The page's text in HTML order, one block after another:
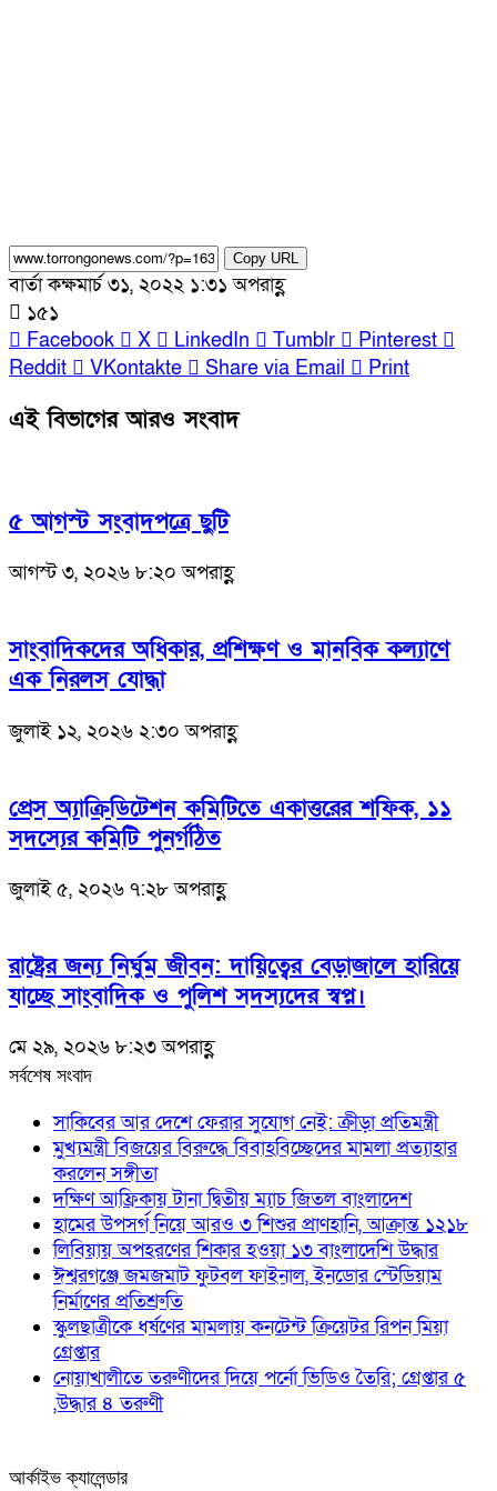
Copy URL
বার্তা কক্ষমার্চ ৩১, ২০২২ ১:৩১ অপরাহ্ণ
১৫১
Facebook
X LinkedIn Tumblr
Pinterest
Reddit
VKontakte Share via Email Print
এই বিভাগের আরও সংবাদ
৫ আগস্ট সংবাদপত্রে ছুটি
আগস্ট ৩, ২০২৬ ৮:২০ অপরাহ্ণ
সাংবাদিকদের অধিকার, প্রশিক্ষণ ও মানবিক কল্যাণে
এক নিরলস যোদ্ধা
জুলাই ১২, ২০২৬ ২:৩০ অপরাহ্ণ
প্রেস অ্যাক্রিডিটেশন কমিটিতে একাত্তরের শফিক, ১১
সদস্যের কমিটি পুনর্গঠিত
জুলাই ৫, ২০২৬ ৭:২৮ অপরাহ্ণ
রাষ্ট্রের জন্য নির্ঘুম জীবন: দায়িত্বের বেড়াজালে হারিয়ে
যাচ্ছে সাংবাদিক ও পুলিশ সদস্যদের স্বপ্ন।
মে ২৯, ২০২৬ ৮:২৩ অপরাহ্ণ
সর্বশেষ সংবাদ
সাকিবের আর দেশে ফেরার সুযোগ নেই: ক্রীড়া প্রতিমন্ত্রী
মুখ্যমন্ত্রী বিজয়ের বিরুদ্ধে বিবাহবিচ্ছেদের মামলা প্রত্যাহার
করলেন সঙ্গীতা
দক্ষিণ আফ্রিকায় টানা দ্বিতীয় ম্যাচ জিতল বাংলাদেশ
হামের উপসর্গ নিয়ে আরও ৩ শিশুর প্রাণহানি, আক্রান্ত ১২১৮
লিবিয়ায় অপহরণের শিকার হওয়া ১৩ বাংলাদেশি উদ্ধার
ঈশ্বরগঞ্জে জমজমাট ফুটবল ফাইনাল, ইনডোর স্টেডিয়াম
নির্মাণের প্রতিশ্রুতি
স্কুলছাত্রীকে ধর্ষণের মামলায় কনটেন্ট ক্রিয়েটর রিপন মিয়া
গ্রেপ্তার
নোয়াখালীতে তরুণীদের দিয়ে পর্নো ভিডিও তৈরি; গ্রেপ্তার ৫
,উদ্ধার ৪ তরুণী
আর্কাইভ ক্যালেন্ডার